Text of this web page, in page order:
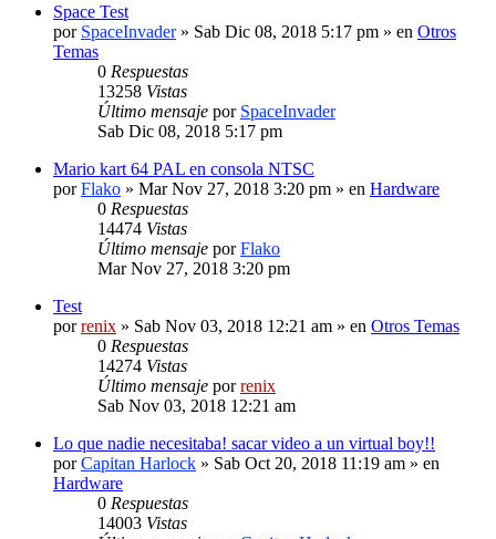
Space Test
por SpaceInvader» Sab Dic 08, 2018 5:17 pm » en Otros
Temas
0 Respuestas
13258 Vistas
Último mensaje por SpaceInvader
Sab Dic 08, 2018 5:17 pm
Mario kart 64 PAL en consola NTSC
porFlako » Mar Nov 27, 2018 3:20 pm » en Hardware
0 Respuestas
14474 Vistas
Último mensaje porFlako
Mar Nov 27, 2018 3:20 pm
Test
porrenix » Sab Nov 03, 2018 12:21 am » en Otros Temas
0 Respuestas
14274 Vistas
Último mensaje porrenix
Sab Nov 03, 2018 12:21 am
Lo que nadie necesitaba! sacar video a un virtual boy!!
porCapitan Harlock » Sab Oct 20, 2018 11:19 am » en
Hardware
0 Respuestas
14003 Vistas